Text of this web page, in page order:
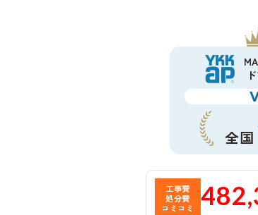
全国
工事費
処分費
コミコミ